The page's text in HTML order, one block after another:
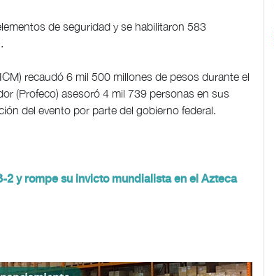
de seguridad y se habilitaron 583
recaudó 6 mil 500 millones de pesos durante el
(Profeco) asesoró 4 mil 739 personas en sus
del evento por parte del gobierno federal.
2 y rompe su invicto mundialista en el Azteca